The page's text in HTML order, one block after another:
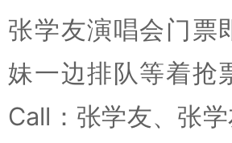
张学友演唱会门票
妹一边排队等着抢
Call：张学友、张